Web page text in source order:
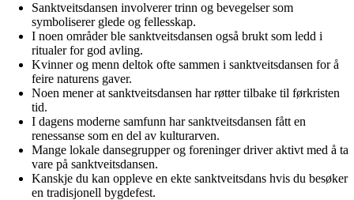
Sanktveitsdansen involverer trinn og bevegelser som
symboliserer glede og fellesskap.
I noen områder ble sanktveitsdansen også brukt som ledd i
ritualer for god avling.
Kvinner og menn deltok ofte sammen i sanktveitsdansen for å
feire naturens gaver.
Noen mener at sanktveitsdansen har røtter tilbake til førkristen
tid.
I dagens moderne samfunn har sanktveitsdansen fått en
renessanse som en del av kulturarven.
Mange lokale dansegrupper og foreninger driver aktivt med å ta
vare på sanktveitsdansen.
Kanskje du kan oppleve en ekte sanktveitsdans hvis du besøker
en tradisjonell bygdefest.